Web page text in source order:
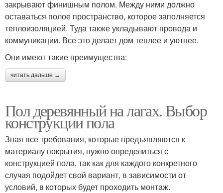
закрывают финишным полом. Между ними должно
оставаться полое пространство, которое заполняется
теплоизоляцией. Туда также укладывают провода и
коммуникации. Все это делает дом теплее и уютнее.
Они имеют такие преимущества:
читать дальше →
Пол деревянный на лагах. Выбор
конструкции пола
Зная все требования, которые предъявляются к
материалу покрытия, нужно определиться с
конструкцией пола, так как для каждого конкретного
случая подойдет свой вариант, в зависимости от
условий, в которых будет проходить монтаж.